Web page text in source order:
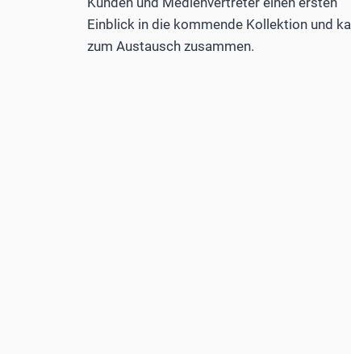
Einblick in die kommende Kollektion und
zum Austausch zusammen.